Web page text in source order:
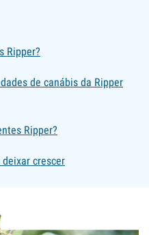
Ripper?
de canábis da Ripper
Ripper?
deixar crescer